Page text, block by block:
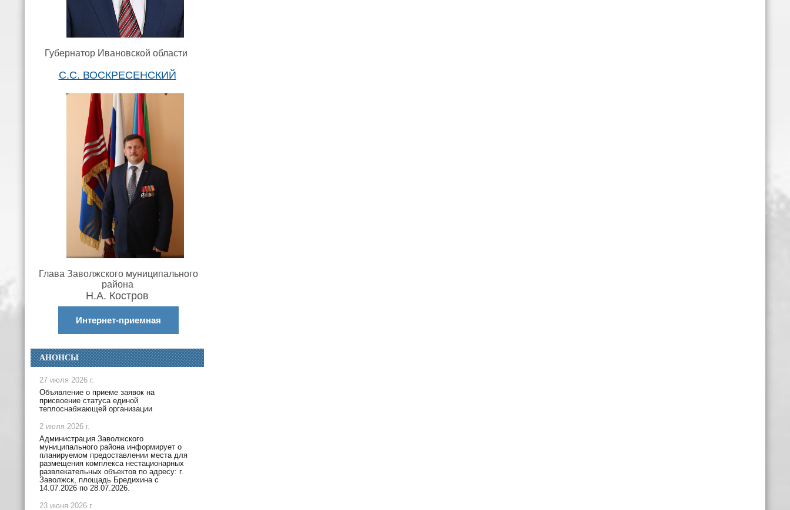
Губернатор Ивановской области
С.С. ВОСКРЕСЕНСКИЙ
Глава Заволжского муниципального
района
Н.А. Костров
Интернет-приемная
АНОНСЫ
27 июля 2026 г.
Объявление о приеме заявок на
присвоение статуса единой
теплоснабжающей организации
2 июля 2026 г.
Администрация Заволжского
муниципального района информирует о
планируемом предоставлении места для
размещения комплекса нестационарных
развлекательных объектов по адресу: г.
Заволжск, площадь Бредихина с
14.07.2026 по 28.07.2026.
23 июня 2026 г.